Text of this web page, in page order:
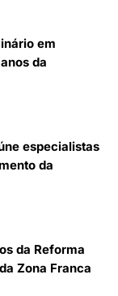
em
da
especialistas
da
da Reforma
Zona Franca